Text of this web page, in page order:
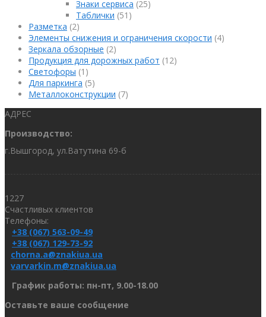
Знаки сервиса (25)
Таблички (51)
Разметка (2)
Элементы снижения и ограничения скорости (4)
Зеркала обзорные (2)
Продукция для дорожных работ (12)
Светофоры (1)
Для паркинга (5)
Металлоконструкции (7)
АДРЕС
Производство:
г.Вышгород, ул.Ватутина 69-б
1227
Счастливых клиентов
Телефоны:
+38 (067) 563-09-49
+38 (067) 129-73-92
chorna.a@znakiua.ua
varvarkin.m@znakiua.ua
График работы: пн-пт, 9.00-18.00
Оставьте ваше сообщение